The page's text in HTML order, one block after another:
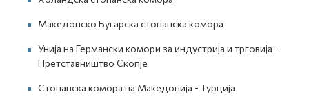
Македонско Бугарска стопанска комора
Унија на Германски комори за индустрија и трговија -
Претставништво Скопје
Стопанска комора на Македонија - Турција